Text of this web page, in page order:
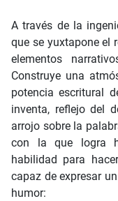
A través de la
que se yuxtapone el
elementos
Construye una
potencia escritural
inventa, reflejo del
arrojo sobre la
con la que logra
habilidad para
capaz de expresar
humor: